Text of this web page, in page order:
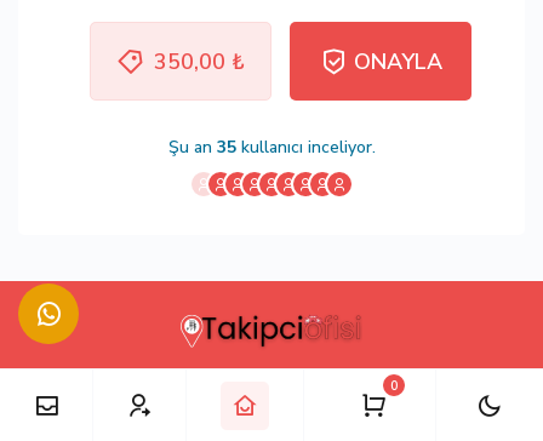
0
350,00 ₺ ONAYLA
Şu an 35kullanıcı inceliyor.